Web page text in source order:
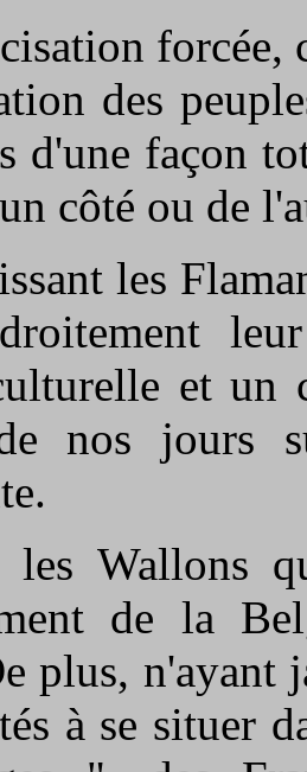
des
d'une façon
côté ou de
les
et un
nos jours
les Wallons
de la
plus, n'ayant
à se situer